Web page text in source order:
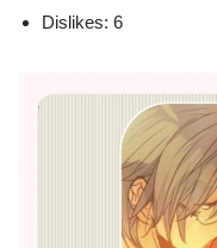
Dislikes: 6